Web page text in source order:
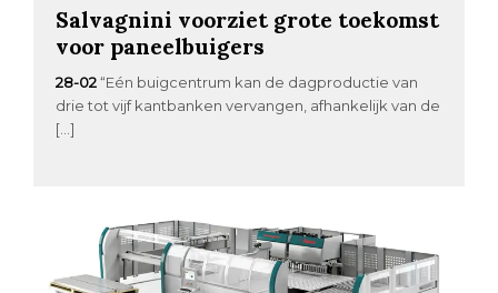
Salvagnini voorziet grote toekomst
voor paneelbuigers
28-02 “Eén buigcentrum kan de dagproductie van
drie tot vijf kantbanken vervangen, afhankelijk van de
[…]